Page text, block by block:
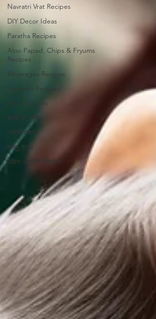
Navratri Vrat Recipes
DIY Decor Ideas
Paratha Recipes
Aloo Papad, Chips & Fryums
Recipes
Beverages Recipes
Desserts Recipes
Raita Recipes
बच्चों का पोषण
पंजाबी व्यंजन
घरेलू नुस्खे
दक्षिण भारतीय रेसिपीज़